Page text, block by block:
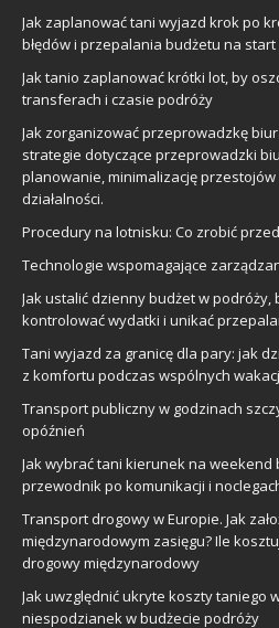
Jak zaplanować tani wyjazd krok po
błędów i przepalania budżetu na start
Jak tanio zaplanować krótki lot, by
transferach i czasie podróży
Jak zorganizować przeprowadzkę
strategie dotyczące przeprowadzki
planowanie, minimalizację
działalności.
Procedury na lotnisku: Co zrobić
Technologie wspomagające
Jak ustalić dzienny budżet w podróży,
kontrolować wydatki i unikać
Tani wyjazd za granicę dla pary: jak
z komfortu podczas wspólnych
Transport publiczny w godzinach
opóźnień
Jak wybrać tani kierunek na
przewodnik po komunikacji i
Transport drogowy w Europie. Jak
międzynarodowym zasięgu? Ile
drogowy międzynarodowy
Jak uwzględnić ukryte koszty taniego
niespodzianek w budżecie podróży